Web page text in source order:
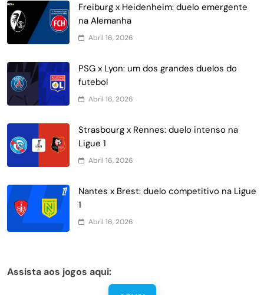
Freiburg x Heidenheim: duelo emergente
na Alemanha
Abril 16, 2026
PSG x Lyon: um dos grandes duelos do
futebol
Abril 16, 2026
Strasbourg x Rennes: duelo intenso na
Ligue 1
Abril 16, 2026
Nantes x Brest: duelo competitivo na Ligue
1
Abril 16, 2026
Assista aos jogos aqui: